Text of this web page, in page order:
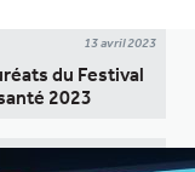
13 avril 2023
du Festival
2023